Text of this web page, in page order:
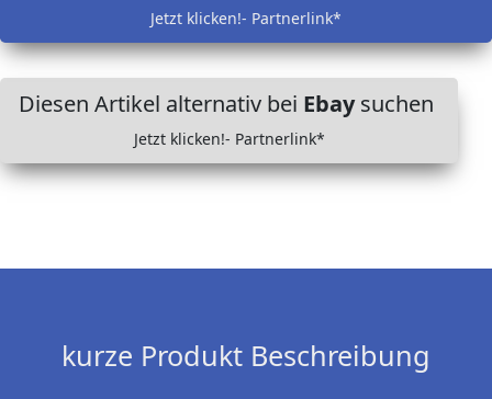
Jetzt klicken!- Partnerlink*
Diesen Artikel alternativ bei Ebaysuchen
Jetzt klicken!- Partnerlink*
kurze Produkt Beschreibung